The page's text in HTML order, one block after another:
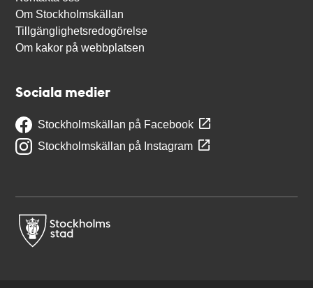
Om Stockholmskällan
Tillgänglighetsredogörelse
Om kakor på webbplatsen
Sociala medier
Stockholmskällan på Facebook
Stockholmskällan på Instagram